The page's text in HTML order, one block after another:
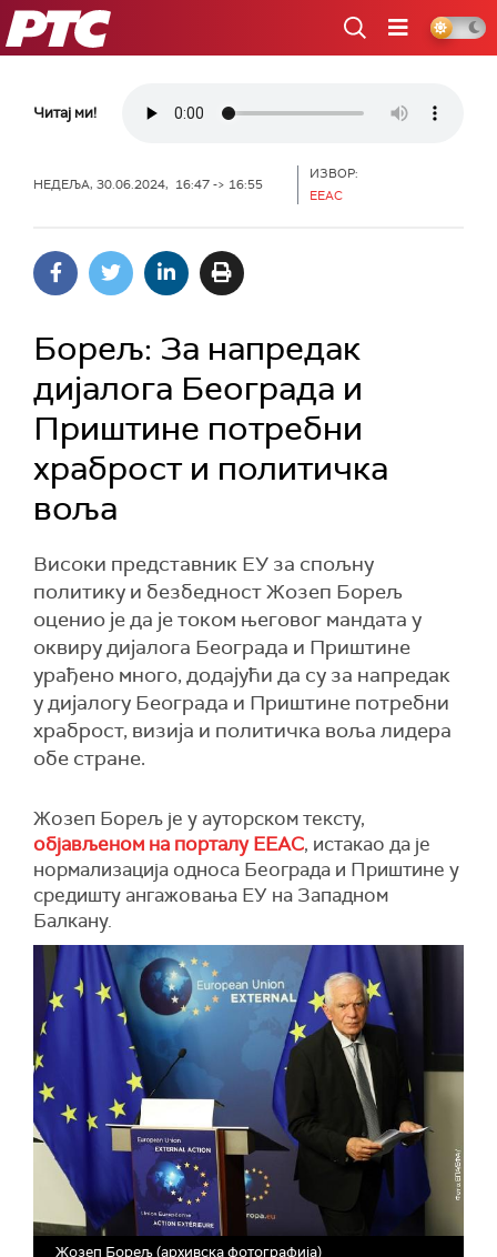
РТС
Читај ми!
НЕДЕЉА, 30.06.2024, 16:47 -> 16:55
ИЗВОР:
ЕЕАС
Борељ: За напредак
дијалога Београда и
Приштине потребни
храброст и политичка
воља
Високи представник ЕУ за спољну
политику и безбедност Жозеп Борељ
оценио је да је током његовог мандата у
оквиру дијалога Београда и Приштине
урађено много, додајући да су за напредак
у дијалогу Београда и Приштине потребни
храброст, визија и политичка воља лидера
обе стране.
Жозеп Борељ је у ауторском тексту,
објављеном на порталу ЕЕАС, истакао да је
нормализација односа Београда и Приштине у
средишту ангажовања ЕУ на Западном
Балкану.
Жозеп Борељ (архивска фотографија)